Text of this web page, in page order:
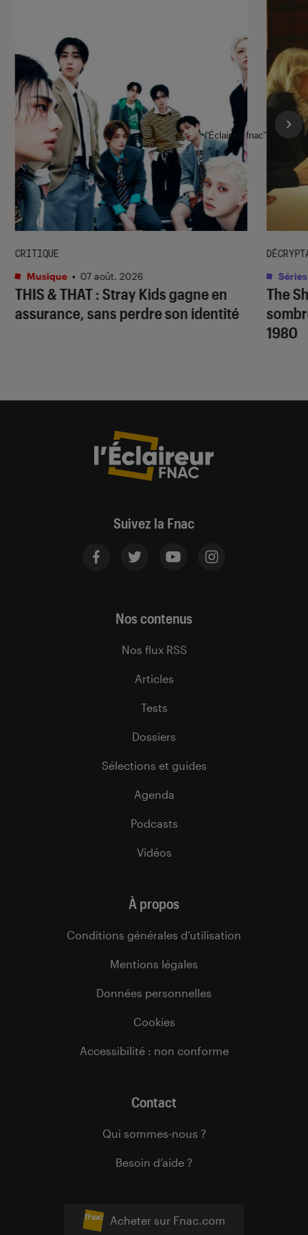
THIS & THAT: Stray Kids gagne en
assurance, sans perdre son identité
CRITIQUE
Musique • 07 août. 2026
The
1980
Séries
l'Éclaireur fnac">
Suivez la Fnac
Acheter sur Fnac.com
Nos contenus
Nos flux RSS
Articles
Tests
Dossiers
Sélections et guides
Agenda
Podcasts
Vidéos
À propos
Conditions générales d’utilisation
Mentions légales
Données personnelles
Cookies
Accessibilité : non conforme
Contact
Qui sommes-nous ?
Besoin d’aide ?